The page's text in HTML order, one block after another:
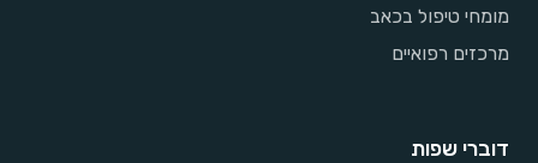
מומחי טיפול בכאב
מרכזים רפואיים
דוברי שפות